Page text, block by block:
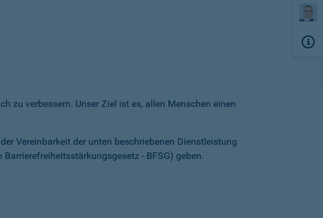
zu verbessern. Unser Ziel ist es, allen Menschen einen
Vereinbarkeit der unten beschriebenen Dienstleistung
- BFSG) geben.